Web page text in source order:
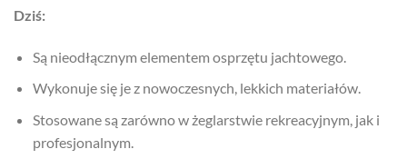
Dziś:
Są nieodłącznym elementem osprzętu jachtowego.
Wykonuje się je z nowoczesnych, lekkich materiałów.
Stosowane są zarówno w żeglarstwie rekreacyjnym, jak i
profesjonalnym.